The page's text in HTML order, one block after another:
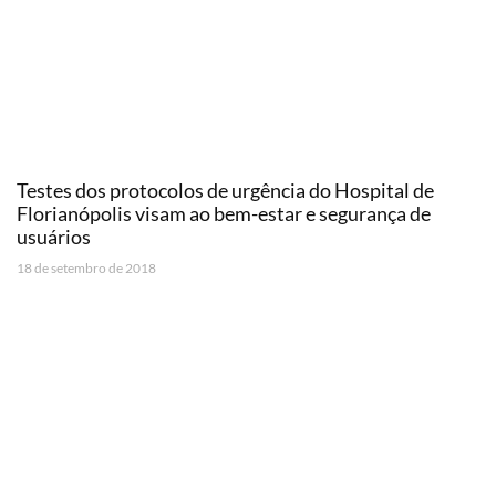
Testes dos protocolos de urgência do Hospital de
Florianópolis visam ao bem-estar e segurança de
usuários
18 de setembro de 2018